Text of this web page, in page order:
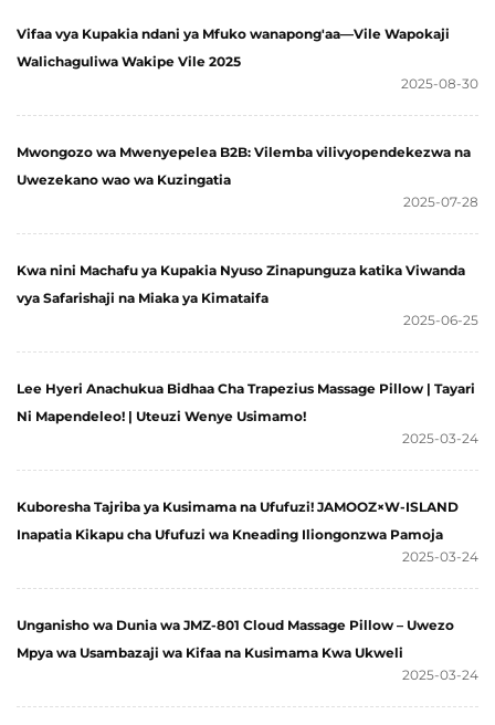
Vifaa vya Kupakia ndani ya Mfuko wanapong'aa—Vile Wapokaji
Walichaguliwa Wakipe Vile 2025
2025-08-30
Mwongozo wa Mwenyepelea B2B: Vilemba vilivyopendekezwa na
Uwezekano wao wa Kuzingatia
2025-07-28
Kwa nini Machafu ya Kupakia Nyuso Zinapunguza katika Viwanda
vya Safarishaji na Miaka ya Kimataifa
2025-06-25
Lee Hyeri Anachukua Bidhaa Cha Trapezius Massage Pillow | Tayari
Ni Mapendeleo! | Uteuzi Wenye Usimamo!
2025-03-24
Kuboresha Tajriba ya Kusimama na Ufufuzi! JAMOOZ×W-ISLAND
Inapatia Kikapu cha Ufufuzi wa Kneading Iliongonzwa Pamoja
2025-03-24
Unganisho wa Dunia wa JMZ-801 Cloud Massage Pillow – Uwezo
Mpya wa Usambazaji wa Kifaa na Kusimama Kwa Ukweli
2025-03-24